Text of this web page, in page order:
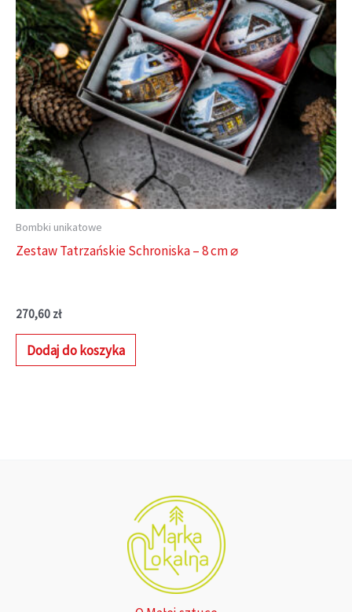
Bombki unikatowe
Zestaw Tatrzańskie Schroniska – 8 cm ⌀
270,60 zł
Dodaj do koszyka